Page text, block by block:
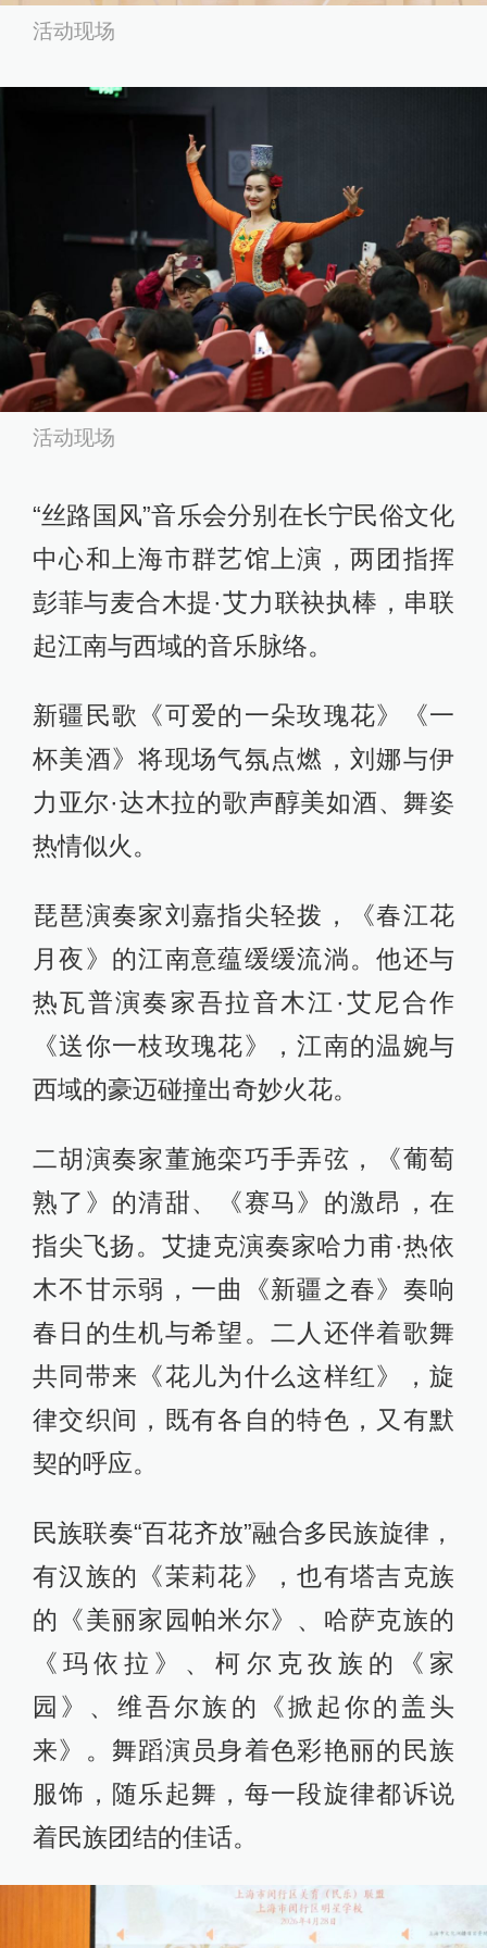
活动现场
活动现场
“丝路国风”音乐会分别在长宁民俗文化
中心和上海市群艺馆上演，两团指挥
彭菲与麦合木提·艾力联袂执棒，串联
起江南与西域的音乐脉络。
新疆民歌《可爱的一朵玫瑰花》《一
杯美酒》将现场气氛点燃，刘娜与伊
力亚尔·达木拉的歌声醇美如酒、舞姿
热情似火。
琵琶演奏家刘嘉指尖轻拨，《春江花
月夜》的江南意蕴缓缓流淌。他还与
热瓦普演奏家吾拉音木江·艾尼合作
《送你一枝玫瑰花》，江南的温婉与
西域的豪迈碰撞出奇妙火花。
二胡演奏家董施栾巧手弄弦，《葡萄
熟了》的清甜、《赛马》的激昂，在
指尖飞扬。艾捷克演奏家哈力甫·热依
木不甘示弱，一曲《新疆之春》奏响
春日的生机与希望。二人还伴着歌舞
共同带来《花儿为什么这样红》，旋
律交织间，既有各自的特色，又有默
契的呼应。
民族联奏“百花齐放”融合多民族旋律，
有汉族的《茉莉花》，也有塔吉克族
的《美丽家园帕米尔》、哈萨克族的
《玛依拉》、柯尔克孜族的《家
园》、维吾尔族的《掀起你的盖头
来》。舞蹈演员身着色彩艳丽的民族
服饰，随乐起舞，每一段旋律都诉说
着民族团结的佳话。